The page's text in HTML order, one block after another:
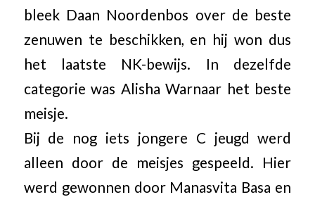
bleek Daan Noordenbos over de beste
zenuwen te beschikken, en hij won dus
het laatste NK-bewijs. In dezelfde
categorie was Alisha Warnaar het beste
meisje.
Bij de nog iets jongere C jeugd werd
alleen door de meisjes gespeeld. Hier
werd gewonnen door Manasvita Basa en